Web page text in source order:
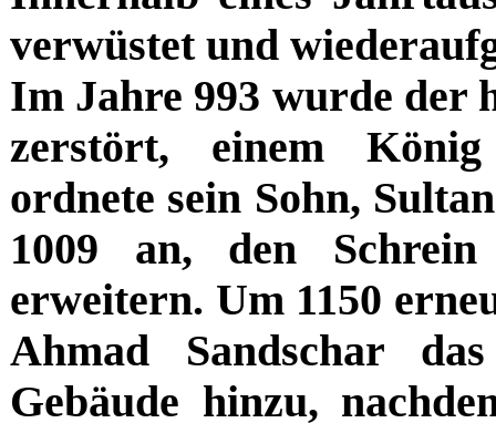
verwüstet und
Im Jahre 993 wurde der
zerstört, einem
ordnete sein Sohn,
1009 an, den
erweitern. Um 1150
Ahmad Sandschar
Gebäude hinzu,